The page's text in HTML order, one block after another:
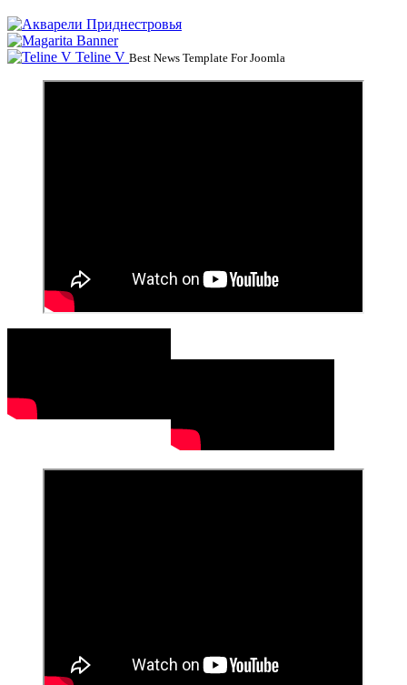
Teline V Best News Template For Joomla